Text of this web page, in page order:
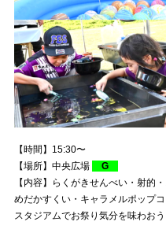
【時間】15:30〜
【場所】中央広場
G
【内容】らくがきせんべい・射的
めだかすくい・キャラメルポップ
スタジアムでお祭り気分を味わおう